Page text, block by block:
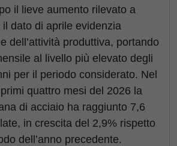
il lieve aumento rilevato a
dato di aprile evidenzia
dell’attività produttiva, portando
al livello più elevato degli
per il periodo considerato. Nel
quattro mesi del 2026 la
di acciaio ha raggiunto 7,6
in crescita del 2,9% rispetto
dell’anno precedente.